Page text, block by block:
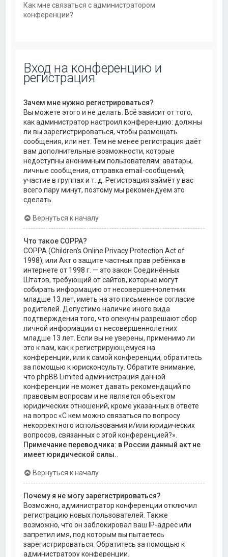
Как мне связаться с администратором
конференции?
Вход на конференцию и
регистрация
Зачем мне нужно регистрироваться?
Вы можете этого и не делать. Всё зависит от того,
как администратор настроил конференцию: должны
ли вы зарегистрироваться, чтобы размещать
сообщения, или нет. Тем не менее регистрация даёт
вам дополнительные возможности, которые
недоступны анонимным пользователям: аватары,
личные сообщения, отправка email-сообщений,
участие в группах и т. д. Регистрация займёт у вас
всего пару минут, поэтому мы рекомендуем это
сделать.
Вернуться к началу
Что такое COPPA?
COPPA (Children’s Online Privacy Protection Act of
1998), или Акт о защите частных прав ребёнка в
интернете от 1998 г. — это закон Соединённых
Штатов, требующий от сайтов, которые могут
собирать информацию от несовершеннолетних
младше 13 лет, иметь на это письменное согласие
родителей. Допустимо наличие иного вида
подтверждения того, что опекуны разрешают сбор
личной информации от несовершеннолетних
младше 13 лет. Если вы не уверены, применимо ли
это к вам, как к регистрирующемуся на
конференции, или к самой конференции, обратитесь
за помощью к юрисконсульту. Обратите внимание,
что phpBB Limited администрация данной
конференции не может давать рекомендаций по
правовым вопросам и не является объектом
юридических отношений, кроме указанных в ответе
на вопрос «С кем можно связаться по вопросу
некорректного использования и/или юридических
вопросов, связанных с этой конференцией?».
Примечание переводчика: в России данный акт не
имеет юридической силы.
Вернуться к началу
Почему я не могу зарегистрироваться?
Возможно, администратор конференции отключил
регистрацию новых пользователей. Также
возможно, что он заблокировал ваш IP-адрес или
запретил имя, под которым вы пытаетесь
зарегистрироваться. Обратитесь за помощью к
администратору конференции.